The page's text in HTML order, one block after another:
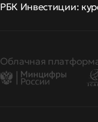
РБК Инвестиции:
Облачная